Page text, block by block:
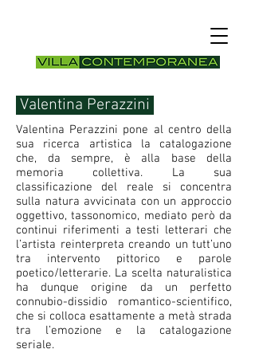
Valentina Perazzini
Valentina Perazzini pone al centro della
sua ricerca artistica la catalogazione
che, da sempre, è alla base della
memoria collettiva. La sua
classificazione del reale si concentra
sulla natura avvicinata con un approccio
oggettivo, tassonomico, mediato però da
continui riferimenti a testi letterari che
l’artista reinterpreta creando un tutt’uno
tra intervento pittorico e parole
poetico/letterarie. La scelta naturalistica
ha dunque origine da un perfetto
connubio-dissidio romantico-scientifico,
che si colloca esattamente a metà strada
tra l’emozione e la catalogazione
seriale.